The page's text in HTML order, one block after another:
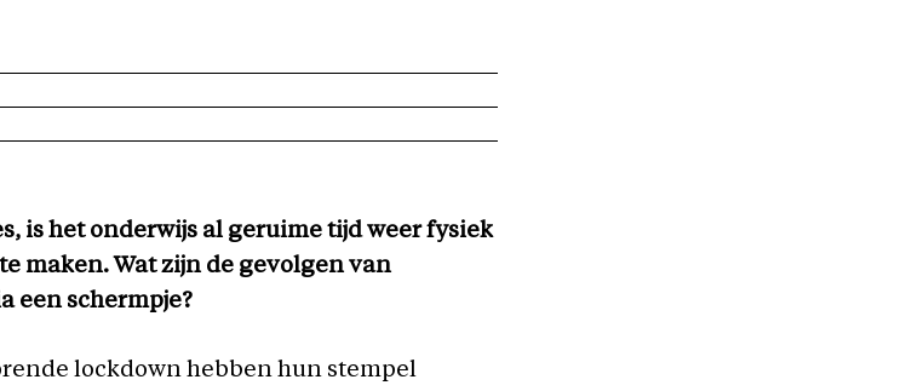
is het onderwijs al geruime tijd weer fysiek
maken. Wat zijn de gevolgen van
een schermpje?
lockdown hebben hun stempel